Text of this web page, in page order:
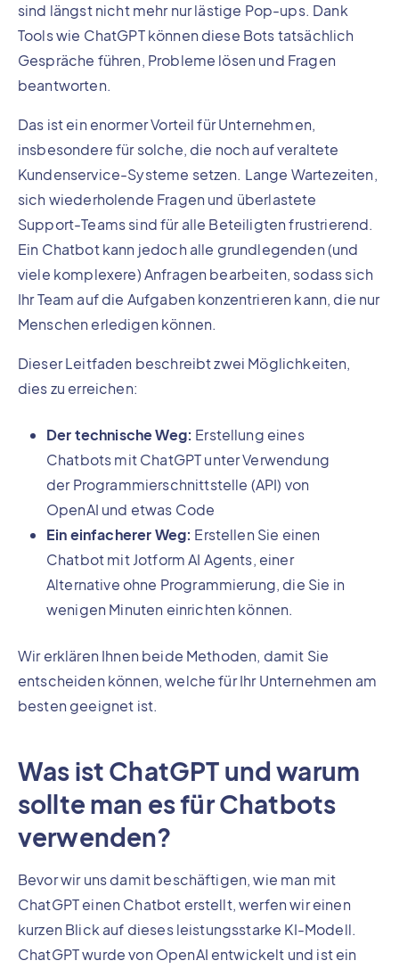
sind längst nicht mehr nur lästige Pop-ups. Dank
Tools wie ChatGPT können diese Bots tatsächlich
Gespräche führen, Probleme lösen und Fragen
beantworten.
Das ist ein enormer Vorteil für Unternehmen,
insbesondere für solche, die noch auf veraltete
Kundenservice-Systeme setzen. Lange Wartezeiten,
sich wiederholende Fragen und überlastete
Support-Teams sind für alle Beteiligten frustrierend.
Ein Chatbot kann jedoch alle grundlegenden (und
viele komplexere) Anfragen bearbeiten, sodass sich
Ihr Team auf die Aufgaben konzentrieren kann, die nur
Menschen erledigen können.
Dieser Leitfaden beschreibt zwei Möglichkeiten,
dies zu erreichen:
Der technische Weg: Erstellung eines
Chatbots mit ChatGPT unter Verwendung
der Programmierschnittstelle (API) von
OpenAI und etwas Code
Ein einfacherer Weg: Erstellen Sie einen
Chatbot mit Jotform AI Agents, einer
Alternative ohne Programmierung, die Sie in
wenigen Minuten einrichten können.
Wir erklären Ihnen beide Methoden, damit Sie
entscheiden können, welche für Ihr Unternehmen am
besten geeignet ist.
Was ist ChatGPT und warum
sollte man es für Chatbots
verwenden?
Bevor wir uns damit beschäftigen, wie man mit
ChatGPT einen Chatbot erstellt, werfen wir einen
kurzen Blick auf dieses leistungsstarke KI-Modell.
ChatGPT wurde von OpenAI entwickelt und ist ein